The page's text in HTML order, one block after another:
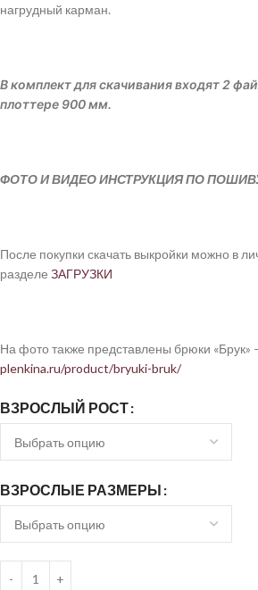
нагрудный карман.
В комплект для скачивания входят 2
плоттере 900 мм.
ФОТО И ВИДЕО ИНСТРУКЦИЯ ПО
После покупки скачать выкройки можно в
разделе ЗАГРУЗКИ
На фото также представлены брюки «Брук»
plenkina.ru/product/bryuki-bruk/
ВЗРОСЛЫЙ РОСТ
ВЗРОСЛЫЕ РАЗМЕРЫ